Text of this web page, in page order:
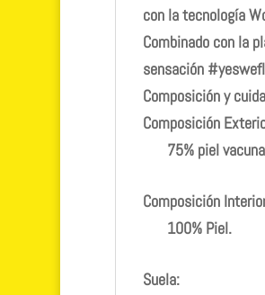
con la tecnología
Combinado con la
sensación
Composición y
Composición
75% piel
Composición
100% Piel.
Suela: